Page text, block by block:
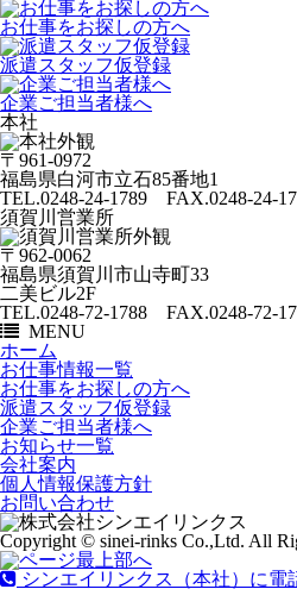
お仕事をお探しの方へ
派遣スタッフ仮登録
企業ご担当者様へ
本社
〒961-0972
福島県白河市立石85番地1
TEL.0248-24-1789 FAX.0248-24-
須賀川営業所
〒962-0062
福島県須賀川市山寺町33
二美ビル2F
TEL.0248-72-1788 FAX.0248-72-
MENU
ホーム
お仕事情報一覧
お仕事をお探しの方へ
派遣スタッフ仮登録
企業ご担当者様へ
お知らせ一覧
会社案内
個人情報保護方針
お問い合わせ
Copyright © sinei-rinks Co.,Ltd. All
シンエイリンクス（本社）に電